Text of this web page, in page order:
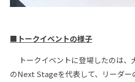
■トークイベントの様子
トークイベントに登場したのは、
のNext Stageを代表して、リーダー